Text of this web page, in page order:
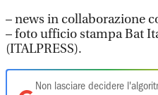
– news in collaborazione
– foto ufficio stampa Bat
(ITALPRESS).
Non lasciare decidere